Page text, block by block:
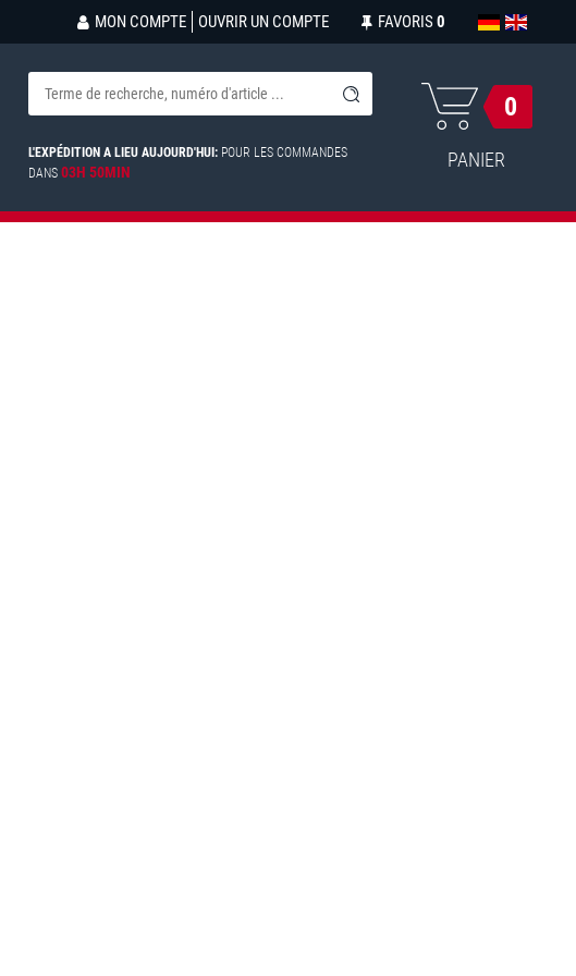
MON COMPTE OUVRIR UN COMPTE FAVORIS 0
L'EXPÉDITION A LIEU AUJOURD'HUI: POUR LES COMMANDES
DANS03H 50MIN
0
PANIER